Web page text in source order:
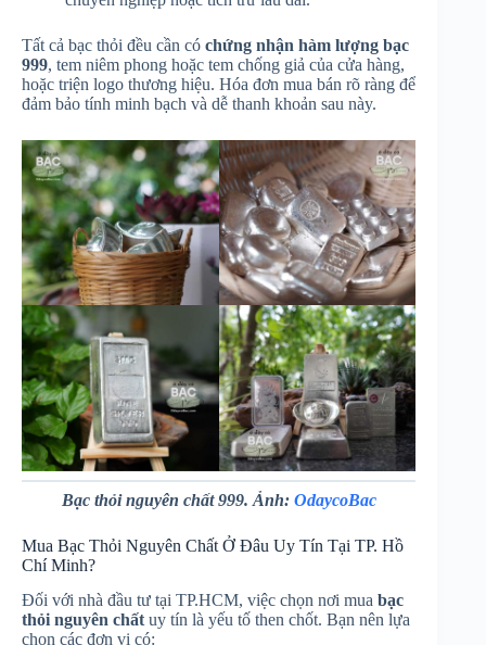
Tất cả bạc thỏi đều cần có chứng nhận hàm lượng bạc
999, tem niêm phong hoặc tem chống giả của cửa hàng,
hoặc triện logo thương hiệu. Hóa đơn mua bán rõ ràng để
đảm bảo tính minh bạch và dễ thanh khoản sau này.
Bạc thỏi nguyên chất 999. Ảnh: OdaycoBac
Mua Bạc Thỏi Nguyên Chất Ở Đâu Uy Tín Tại TP. Hồ
Chí Minh?
Đối với nhà đầu tư tại TP.HCM, việc chọn nơi mua bạc
thỏi nguyên chất uy tín là yếu tố then chốt. Bạn nên lựa
chọn các đơn vị có: